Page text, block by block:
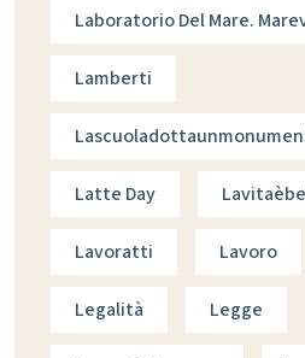
Laboratorio Del Mare.
Lamberti
Latte Day
Lavoratti Lavoro
Legalità Legge